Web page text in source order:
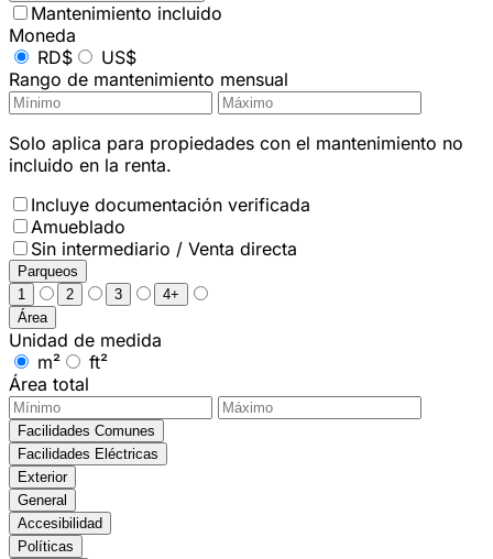
Mantenimiento incluido
Moneda
RD$
US$
Rango de mantenimiento mensual
Solo aplica para propiedades con el mantenimiento no
incluido en la renta.
Incluye documentación verificada
Amueblado
Sin intermediario / Venta directa
Parqueos
1
2 3
4+
Área
Unidad de medida
m²
ft²
Área total
Facilidades Comunes
Facilidades Eléctricas
Exterior
General
Accesibilidad
Políticas